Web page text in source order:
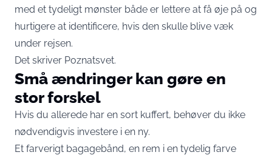
med et tydeligt mønster både er lettere at få øje på og
hurtigere at identificere, hvis den skulle blive væk
under rejsen.
Det skriver Poznatsvet.
Små ændringer kan gøre en
stor forskel
Hvis du allerede har en sort kuffert, behøver du ikke
nødvendigvis investere i en ny.
Et farverigt bagagebånd, en rem i en tydelig farve